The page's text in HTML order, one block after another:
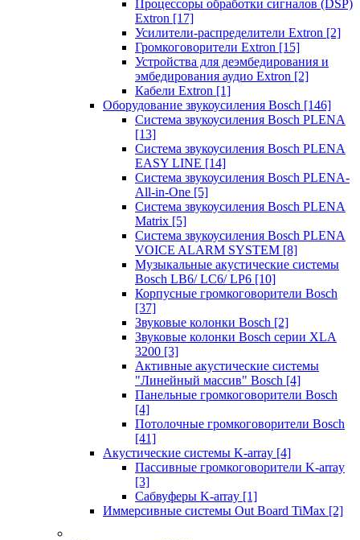
Процессоры обработки сигналов (DSP)
Extron [17]
Усилители-распределители Extron [2]
Громкоговорители Extron [15]
Устройства для деэмбедирования и
эмбедирования аудио Extron [2]
Кабели Extron [1]
Оборудование звукоусиления Bosch [146]
Система звукоусиления Bosch PLENA
[13]
Система звукоусиления Bosch PLENA
EASY LINE [14]
Система звукоусиления Bosch PLENA-
All-in-One [5]
Система звукоусиления Bosch PLENA
Matrix [5]
Система звукоусиления Bosch PLENA
VOICE ALARM SYSTEM [8]
Музыкальные акустические системы
Bosch LB6/ LC6/ LP6 [10]
Корпусные громкоговорители Bosch
[37]
Звуковые колонки Bosch [2]
Звуковые колонки Bosch серии XLA
3200 [3]
Активные акустические системы
"Линейный массив" Bosch [4]
Панельные громкоговорители Bosch
[4]
Потолочные громкоговорители Bosch
[41]
Акустические системы K-array [4]
Пассивные громкоговорители K-array
[3]
Сабвуферы K-array [1]
Иммерсивные системы Out Board TiMax [2]